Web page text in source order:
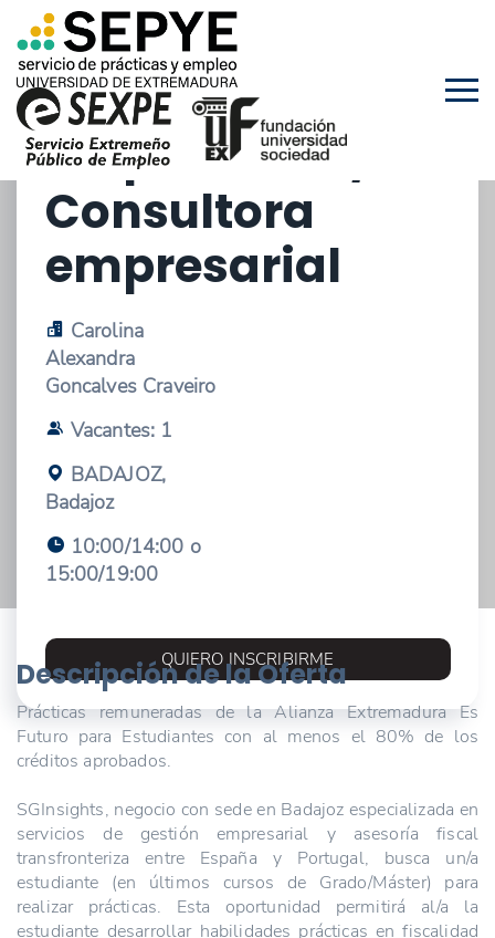
21/10/2025 - OFERTA DE PRÁCTICAS
EXTRACURRICULARES
Consultor
empresarial /
Consultora
empresarial
Carolina
Alexandra
Goncalves Craveiro
Vacantes: 1
BADAJOZ,
Badajoz
10:00/14:00 o
15:00/19:00
QUIERO INSCRIBIRME
Descripción de la Oferta
Prácticas remuneradas de la Alianza Extremadura Es
Futuro para Estudiantes con al menos el 80% de los
créditos aprobados.
SGInsights, negocio con sede en Badajoz especializada en
servicios de gestión empresarial y asesoría fiscal
transfronteriza entre España y Portugal, busca un/a
estudiante (en últimos cursos de Grado/Máster) para
realizar prácticas. Esta oportunidad permitirá al/a la
estudiante desarrollar habilidades prácticas en fiscalidad